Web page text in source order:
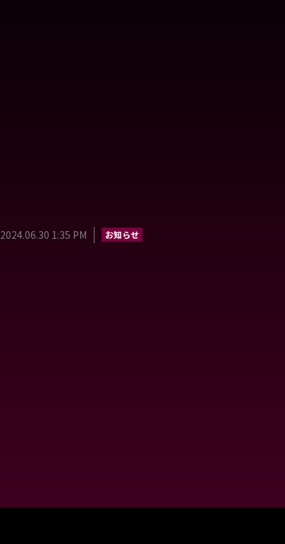
2024.06.30 1:35 PM お知らせ